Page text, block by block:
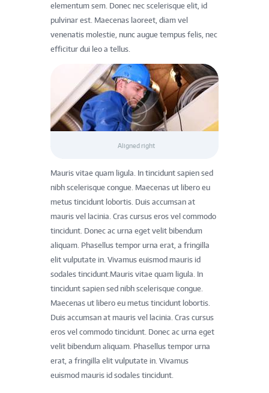
elementum sem. Donec nec scelerisque elit, id
pulvinar est. Maecenas laoreet, diam vel
venenatis molestie, nunc augue tempus felis, nec
efficitur dui leo a tellus.
Aligned right
Mauris vitae quam ligula. In tincidunt sapien sed
nibh scelerisque congue. Maecenas ut libero eu
metus tincidunt lobortis. Duis accumsan at
mauris vel lacinia. Cras cursus eros vel commodo
tincidunt. Donec ac urna eget velit bibendum
aliquam. Phasellus tempor urna erat, a fringilla
elit vulputate in. Vivamus euismod mauris id
sodales tincidunt.Mauris vitae quam ligula. In
tincidunt sapien sed nibh scelerisque congue.
Maecenas ut libero eu metus tincidunt lobortis.
Duis accumsan at mauris vel lacinia. Cras cursus
eros vel commodo tincidunt. Donec ac urna eget
velit bibendum aliquam. Phasellus tempor urna
erat, a fringilla elit vulputate in. Vivamus
euismod mauris id sodales tincidunt.